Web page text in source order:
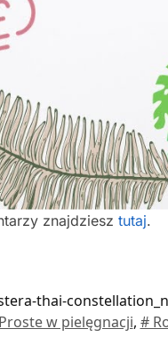
znajdziesz tutaj.
thai-
w pielęgnacji, #